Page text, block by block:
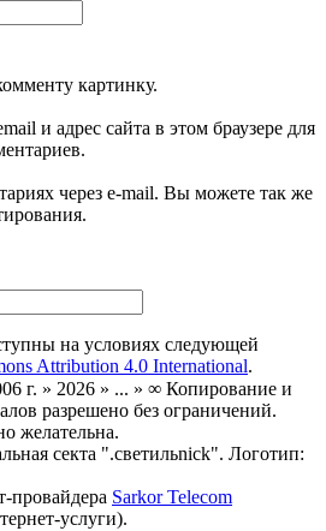
картинку.
и адрес сайта в этом браузере для
через e-mail. Вы можете так же
на условиях следующей
Attribution 4.0 International.
г. » 2026 » ... » ∞ Копирование и
разрешено без ограничений.
желательна.
секта ".светильnick". Логотип:
провайдера Sarkor Telecom
услуги).